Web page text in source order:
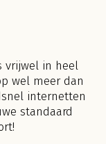
vrijwel in heel
wel meer dan
internetten
standaard